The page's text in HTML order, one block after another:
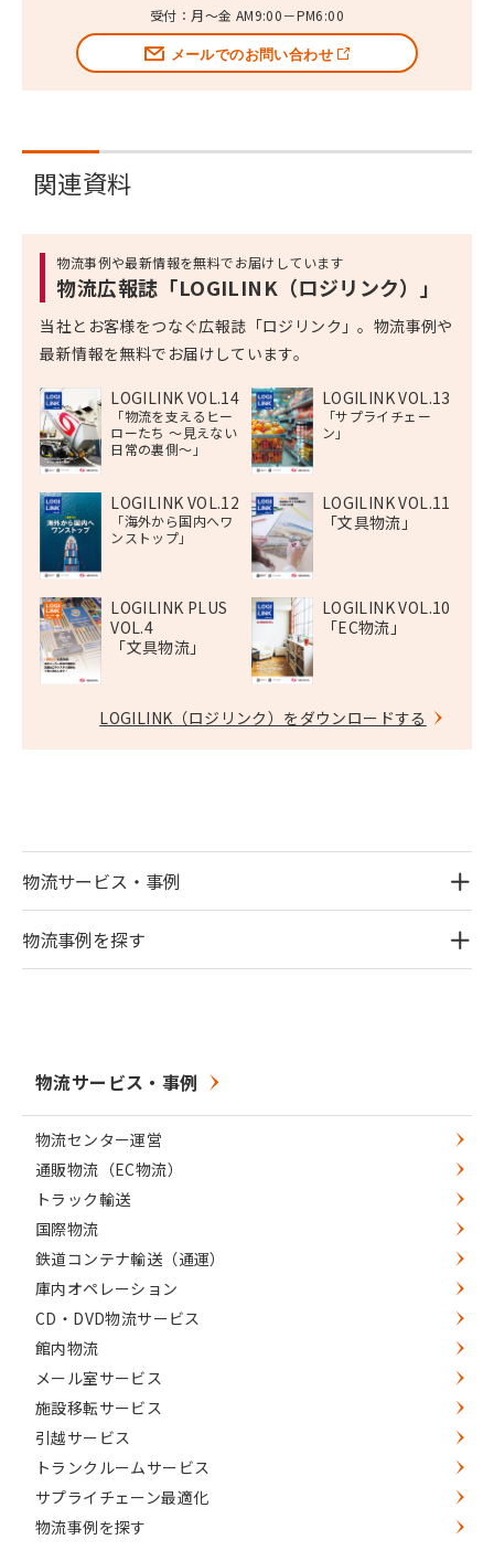
受付：月～金 AM9:00－PM6:00
メールでのお問い合わせ
関連資料
物流事例や最新情報を無料でお届けしています
物流広報誌「LOGILINK（ロジリンク）」
当社とお客様をつなぐ広報誌「ロジリンク」。物流事例や
最新情報を無料でお届けしています。
LOGILINK VOL.14
「物流を支えるヒー
ローたち 〜見えない
日常の裏側〜」
LOGILINK VOL.13
「サプライチェー
ン」
LOGILINK VOL.12
「海外から国内へワ
ンストップ」
LOGILINK VOL.11
「文具物流」
LOGILINK PLUS
VOL.4
「文具物流」
LOGILINK VOL.10
「EC物流」
LOGILINK（ロジリンク）をダウンロードする
物流サービス・事例
物流事例を探す
物流サービス・事例
物流センター運営
通販物流（EC物流）
トラック輸送
国際物流
鉄道コンテナ輸送（通運）
庫内オペレーション
CD・DVD物流サービス
館内物流
メール室サービス
施設移転サービス
引越サービス
トランクルームサービス
サプライチェーン最適化
物流事例を探す